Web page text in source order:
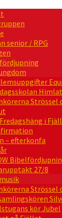
senior / RPG
Strössel
Fredagshäng i
– efterkonfa
27/8
Strössel
kör Jubel